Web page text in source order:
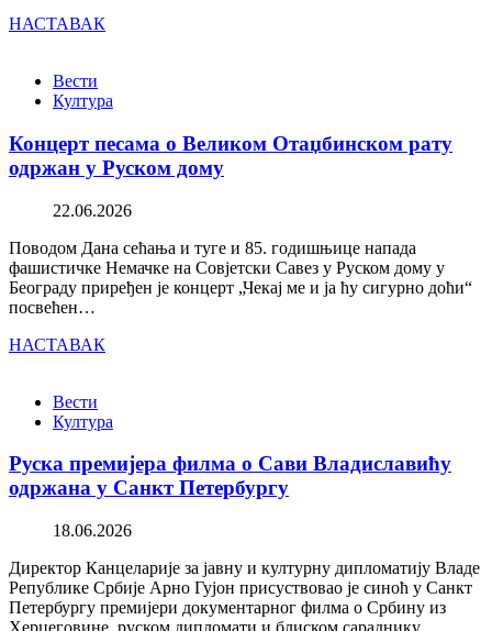
НАСТАВАК
Вести
Култура
Концерт песама о Великом Отаџбинском рату
одржан у Руском дому
22.06.2026
Поводом Дана сећања и туге и 85. годишњице напада
фашистичке Немачке на Совјетски Савез у Руском дому у
Београду приређен је концерт „Чекај ме и ја ћу сигурно доћи“
посвећен…
НАСТАВАК
Вести
Култура
Руска премијера филма о Сави Владиславићу
одржана у Санкт Петербургу
18.06.2026
Директор Канцеларије за јавну и културну дипломатију Владе
Републике Србије Арно Гујон присуствовао је синоћ у Санкт
Петербургу премијери документарног филма о Србину из